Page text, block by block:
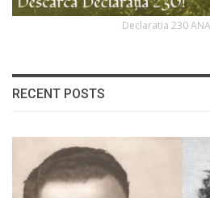
Declaratia 230
RECENT POSTS